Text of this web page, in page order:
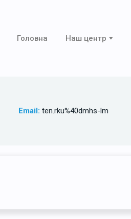
Головна Наш центр
Email:ten.rku%40dmhs-lm